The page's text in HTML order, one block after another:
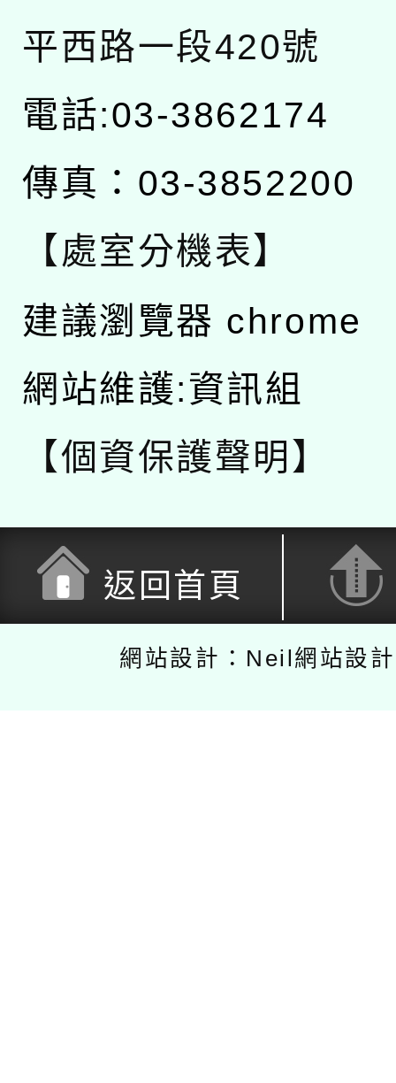
平西路一段420號
電話:03-3862174
傳真：03-3852200
【處室分機表】
建議瀏覽器 chrome
網站維護:資訊組
【個資保護聲明】
返回首頁
網站設計：Neil網站設